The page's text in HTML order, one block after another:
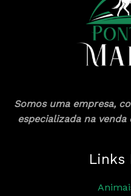
Somos uma empresa,
especializada na
Links